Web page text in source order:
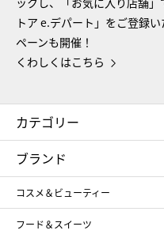
トア e.デパート」をご登録
ペーンも開催！
くわしくはこちら
カテゴリー
コスメ＆ビューティー
ギフト
メンズ
スポーツ・アウトドア
ブランド
コスメ＆ビューティー
SHISEIDO
フード＆スイーツ